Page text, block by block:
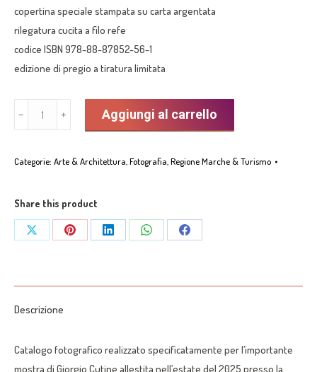
copertina speciale stampata su carta argentata
rilegatura cucita a filo refe
codice ISBN 978-88-87852-56-1
edizione di pregio a tiratura limitata
delle
edizione
Mole
Vanvitelliana
di
Giorgio
quantità
﹣ ﹢ Aggiungi al carrello
Categorie: Arte & Architettura Fotografia Regione Marche & Turismo
Share this product
Share
Share
Share
Share
Share
Descrizione
Catalogo fotografico realizzato specificatamente per l’importante
mostra di Giorgio Cutine allestita nell’estate del 2025 presso la